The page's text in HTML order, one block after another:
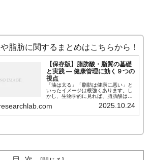
脂肪に関するまとめはこちらから！
【保存版】脂肪酸・脂質の基礎
と実践 — 健康管理に効く９つの
視点
「油は太る」「脂肪は健康に悪い」と
いったイメージは根強くあります。し
かし、生物学的に見れば、脂肪酸は生
命維持に欠かせない重要な分子群で
す。細胞膜の材料となり、ホルモンや
学的違い、そして最新の研究が示す
2025.10.24